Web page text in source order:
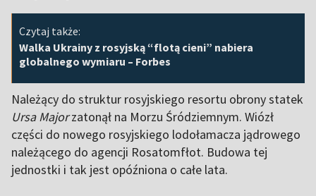
Czytaj także:
Walka Ukrainy z rosyjską “flotą cieni” nabiera
globalnego wymiaru – Forbes
Należący do struktur rosyjskiego resortu obrony statek
Ursa Majorzatonął na Morzu Śródziemnym. Wiózł
części do nowego rosyjskiego lodołamacza jądrowego
należącego do agencji Rosatomfłot. Budowa tej
jednostki i tak jest opóźniona o całe lata.